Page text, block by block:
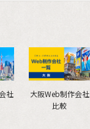
社
大阪Web制作会社
比較